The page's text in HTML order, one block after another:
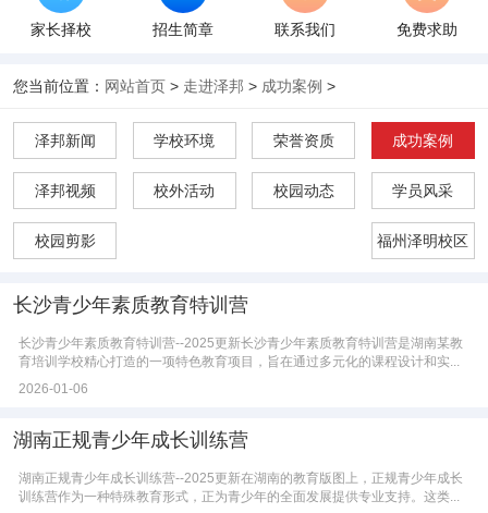
家长择校 招生简章 联系我们 免费求助
您当前位置： 网站首页 > 走进泽邦 > 成功案例 >
泽邦新闻 学校环境 荣誉资质 成功案例
泽邦视频 校外活动 校园动态 学员风采
校园剪影 福州泽明校区
长沙青少年素质教育特训营
长沙青少年素质教育特训营--2025更新长沙青少年素质教育特训营是湖南某教
育培训学校精心打造的一项特色教育项目，旨在通过多元化的课程设计和实...
2026-01-06
湖南正规青少年成长训练营
湖南正规青少年成长训练营--2025更新在湖南的教育版图上，正规青少年成长
训练营作为一种特殊教育形式，正为青少年的全面发展提供专业支持。这类...